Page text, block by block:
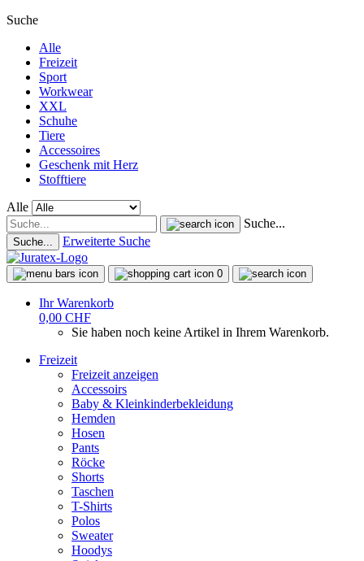
Suche
Alle
Freizeit
Sport
Workwear
XXL
Schuhe
Tiere
Accessoires
Geschenk mit Herz
Stofftiere
Alle
Suche...
Suche... Erweiterte Suche
0
Ihr Warenkorb
0,00 CHF
Sie haben noch keine Artikel in Ihrem Warenkorb.
Freizeit
Freizeit anzeigen
Accessoirs
Baby & Kleinkinderbekleidung
Hemden
Hosen
Pants
Röcke
Shorts
Taschen
T-Shirts
Polos
Sweater
Hoodys